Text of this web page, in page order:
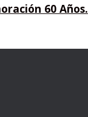
60 Años.